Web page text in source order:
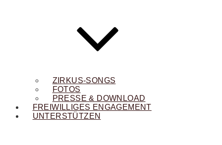
ZIRKUS-SONGS
FOTOS
PRESSE & DOWNLOAD
FREIWILLIGES ENGAGEMENT
UNTERSTÜTZEN